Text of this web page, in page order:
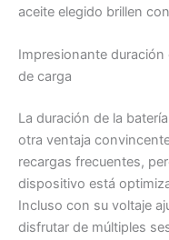
aceite elegido brillen
Impresionante
de carga
La duración de la
otra ventaja
recargas frecuentes,
dispositivo está
Incluso con su voltaje
disfrutar de múltiples